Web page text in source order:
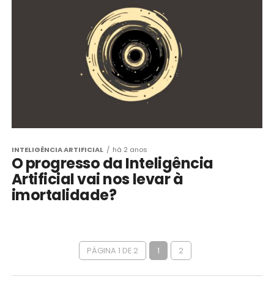
INTELIGÊNCIA ARTIFICIAL há 2 anos
O progresso da Inteligência
Artificial vai nos levar à
imortalidade?
PÁGINA 1 DE 2 1 2